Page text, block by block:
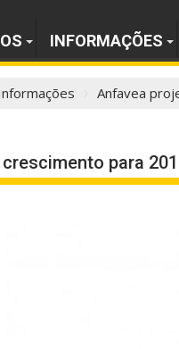
INFORMAÇÕES
Anfavea
para